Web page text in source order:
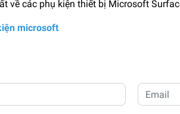
về các phụ kiện thiết bị Microsoft
microsoft